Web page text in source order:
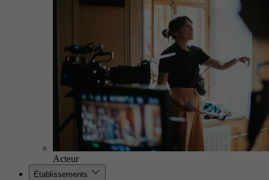
Acteur
Établissements